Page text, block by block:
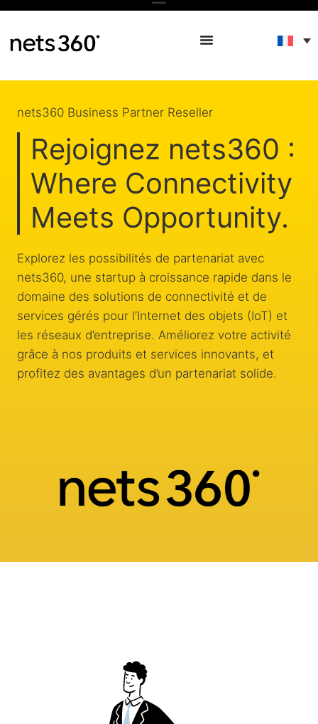
nets360 Business Partner Reseller
Rejoignez nets360 :
Where Connectivity
Meets Opportunity.
Explorez les possibilités de partenariat avec
nets360, une startup à croissance rapide dans le
domaine des solutions de connectivité et de
services gérés pour l’Internet des objets (IoT) et
les réseaux d’entreprise. Améliorez votre activité
grâce à nos produits et services innovants, et
profitez des avantages d’un partenariat solide.